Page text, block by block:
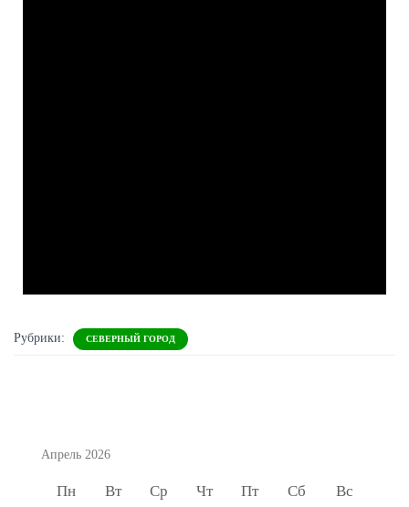
Рубрики: СЕВЕРНЫЙ ГОРОД
Апрель 2026
Пн Вт Ср Чт Пт Сб Вс